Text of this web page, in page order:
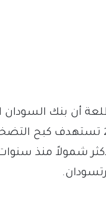
أن بنك السودان
حزمة سياسات للعام 2026
شمولاً منذ